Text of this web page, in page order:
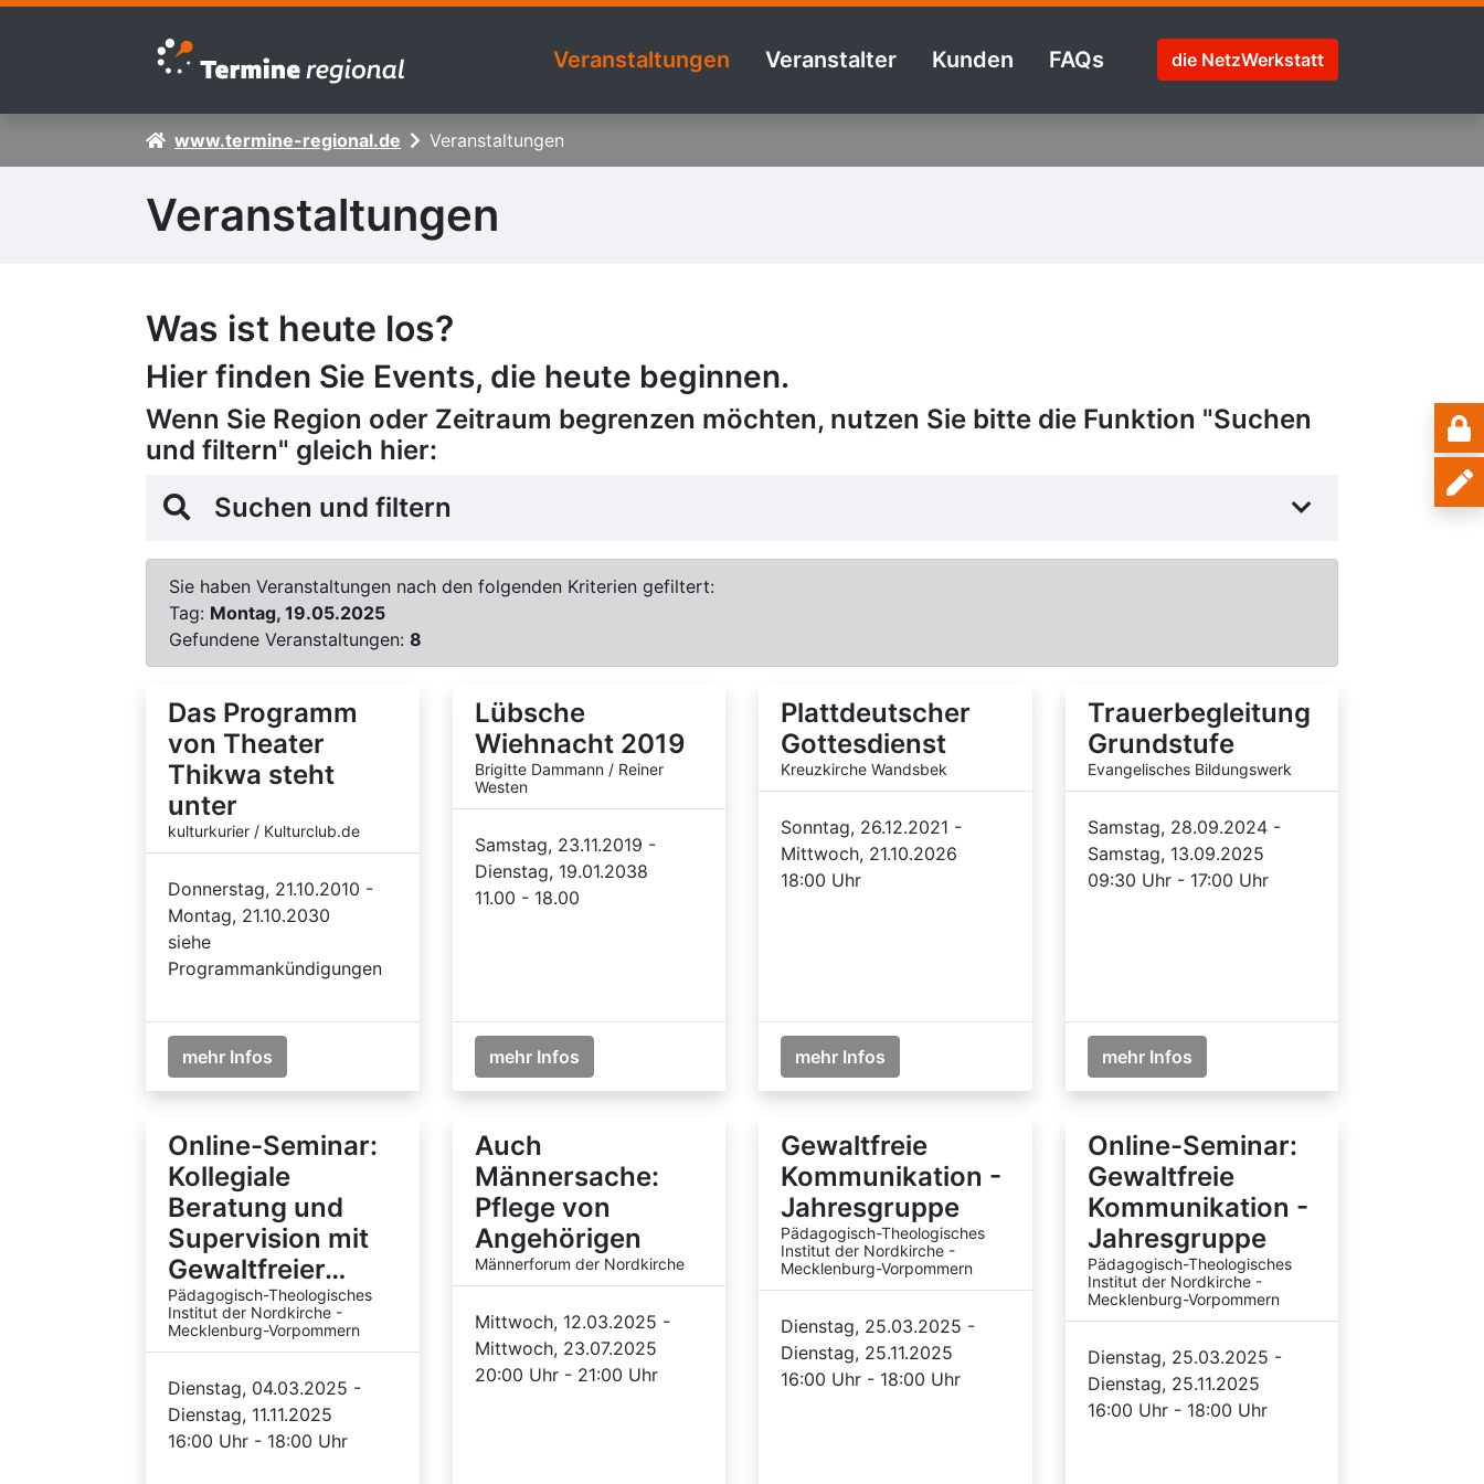
Zur Navigation springen
Zum Inhalt springen
Veranstaltungen Veranstalter Kunden FAQs die NetzWerkstatt
www.termine-regional.de Veranstaltungen
Veranstaltungen
Was ist heute los?
Hier finden Sie Events, die heute beginnen.
Wenn Sie Region oder Zeitraum begrenzen möchten, nutzen Sie bitte die Funktion "Suchen
und filtern" gleich hier:
Suchen und filtern
Sie haben Veranstaltungen nach den folgenden Kriterien gefiltert:
Tag: Montag, 19.05.2025
Gefundene Veranstaltungen: 8
Das Programm
von Theater
Thikwa steht
unter
kulturkurier / Kulturclub.de
Donnerstag, 21.10.2010 -
Montag, 21.10.2030
siehe
Programmankündigungen
mehr Infos
Lübsche
Wiehnacht 2019
Brigitte Dammann / Reiner
Westen
Samstag, 23.11.2019 -
Dienstag, 19.01.2038
11.00 - 18.00
mehr Infos
Plattdeutscher
Gottesdienst
Kreuzkirche Wandsbek
Sonntag, 26.12.2021 -
Mittwoch, 21.10.2026
18:00 Uhr
mehr Infos
Trauerbegleitung
Grundstufe
Evangelisches Bildungswerk
Samstag, 28.09.2024 -
Samstag, 13.09.2025
09:30 Uhr - 17:00 Uhr
mehr Infos
Online-Seminar:
Kollegiale
Beratung und
Supervision mit
Gewaltfreier…
Pädagogisch-Theologisches
Institut der Nordkirche -
Mecklenburg-Vorpommern
Dienstag, 04.03.2025 -
Dienstag, 11.11.2025
16:00 Uhr - 18:00 Uhr
Auch
Männersache:
Pflege von
Angehörigen
Männerforum der Nordkirche
Mittwoch, 12.03.2025 -
Mittwoch, 23.07.2025
20:00 Uhr - 21:00 Uhr
Gewaltfreie
Kommunikation -
Jahresgruppe
Pädagogisch-Theologisches
Institut der Nordkirche -
Mecklenburg-Vorpommern
Dienstag, 25.03.2025 -
Dienstag, 25.11.2025
16:00 Uhr - 18:00 Uhr
Online-Seminar:
Gewaltfreie
Kommunikation -
Jahresgruppe
Pädagogisch-Theologisches
Institut der Nordkirche -
Mecklenburg-Vorpommern
Dienstag, 25.03.2025 -
Dienstag, 25.11.2025
16:00 Uhr - 18:00 Uhr